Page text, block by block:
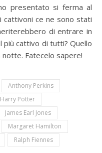
presentato si ferma al
cattivoni ce ne sono stati
di entrare in
più cattivo di tutti? Quello
Fatecelo sapere!
Anthony Perkins
Harry Potter
James Earl Jones
Margaret Hamilton
Ralph Fiennes